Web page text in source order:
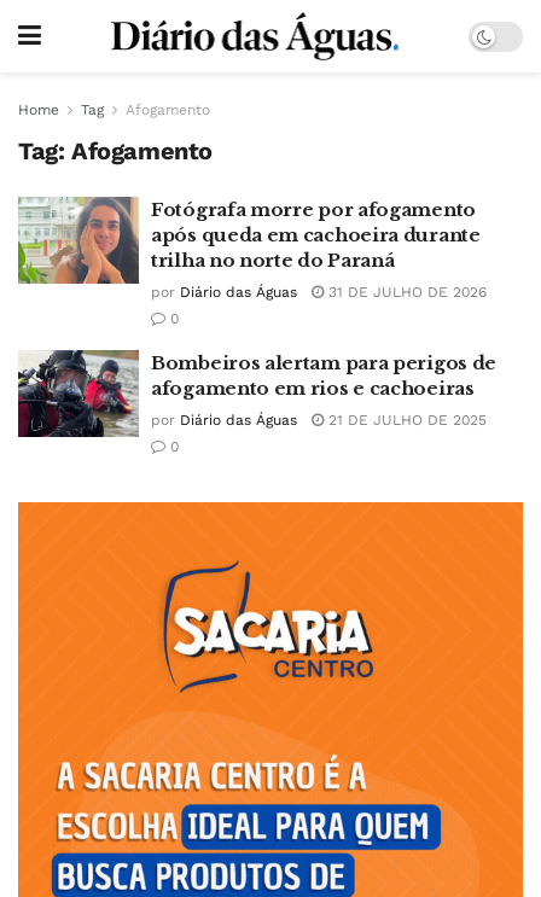
Home Tag Afogamento
Tag: Afogamento
Fotógrafa morre por afogamento
após queda em cachoeira durante
trilha no norte do Paraná
por Diário das Águas
31 DE JULHO DE 2026
0
Bombeiros alertam para perigos de
afogamento em rios e cachoeiras
por Diário das Águas
21 DE JULHO DE 2025
0